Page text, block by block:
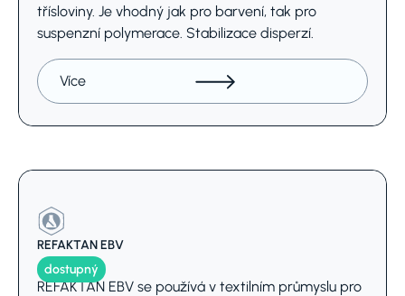
třísloviny. Je vhodný jak pro barvení, tak pro
suspenzní polymerace. Stabilizace disperzí.
Více
REFAKTAN EBV
dostupný
REFAKTAN EBV se používá v textilním průmyslu pro